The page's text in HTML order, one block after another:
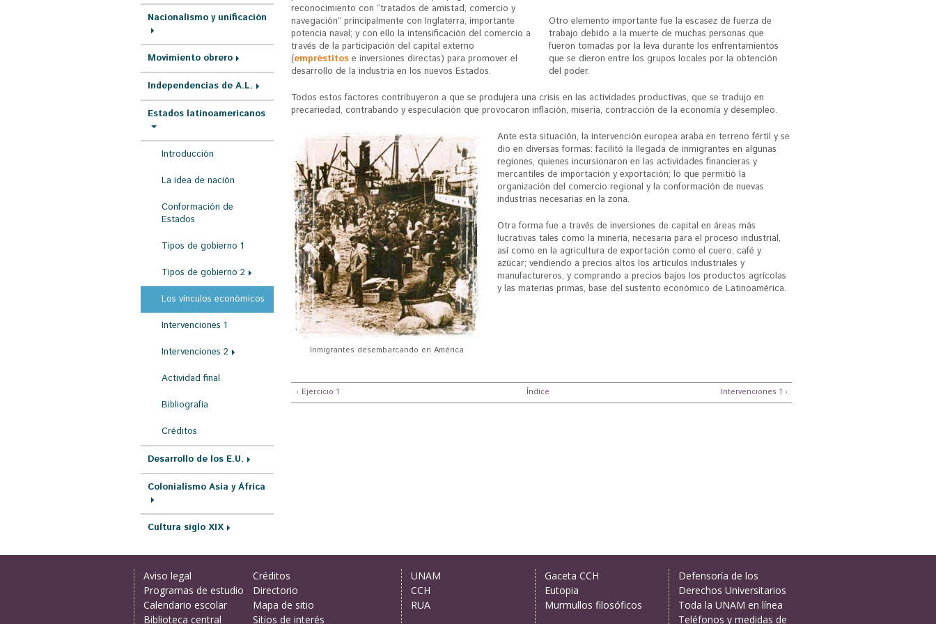
r
a
u
s
e
reconocimiento con “tratados de amistad, comercio y
navegación” principalmente con Inglaterra, importante
potencia naval; y con ello la intensificación del comercio a
través de la participación del capital externo
(empréstitos e inversiones directas) para promover el
desarrollo de la industria en los nuevos Estados.
Otro elemento importante fue la escasez de fuerza de
trabajo debido a la muerte de muchas personas que
fueron tomadas por la leva durante los enfrentamientos
que se dieron entre los grupos locales por la obtención
del poder.
Todos estos factores contribuyeron a que se produjera una crisis en las actividades productivas, que se tradujo en
precariedad, contrabando y especulación que provocaron inflación, miseria, contracción de la economía y desempleo.
Inmigrantes desembarcando en América
Ante esta situación, la intervención europea araba en terreno fértil y se
dio en diversas formas: facilitó la llegada de inmigrantes en algunas
regiones, quienes incursionaron en las actividades financieras y
mercantiles de importación y exportación; lo que permitió la
organización del comercio regional y la conformación de nuevas
industrias necesarias en la zona.
Otra forma fue a través de inversiones de capital en áreas más
lucrativas tales como la minería, necesaria para el proceso industrial,
así como en la agricultura de exportación como el cuero, café y
azúcar; vendiendo a precios altos los artículos industriales y
manufactureros, y comprando a precios bajos los productos agrícolas
y las materias primas, base del sustento económico de Latinoamérica.
‹ Ejercicio 1 Índice Intervenciones 1 ›
Nacionalismo y unificación
Movimiento obrero
Independencias de A.L.
Estados latinoamericanos
Introducción
La idea de nación
Conformación de
Estados
Tipos de gobierno 1
Tipos de gobierno 2
Los vínculos económicos
Intervenciones 1
Intervenciones 2
Actividad final
Bibliografía
Créditos
Desarrollo de los E.U.
Colonialismo Asia y África
Cultura siglo XIX
Aviso legal
Programas de estudio
Calendario escolar
Biblioteca central
Créditos
Directorio
Mapa de sitio
Sitios de interés
UNAM
CCH
RUA
Gaceta CCH
Eutopia
Murmullos filosóficos
Defensoría de los
Derechos Universitarios
Toda la UNAM en línea
Teléfonos y medidas de